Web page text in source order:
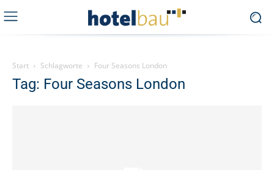
Start Schlagworte Four Seasons London
Tag: Four Seasons London